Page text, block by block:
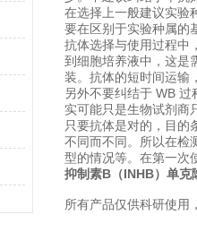
在选择上一般建议实验
要在区别于实验种属的
抗体选择与使用过程中
到细胞培养液中，这是
装。抗体的短时间运输
另外不要纠结于 WB
实可能只是生物试剂商
只要抗体是对的，目的
不同而不同。所以在检
型的情况等。在第一次
抑制素B（INHB）单克
所有产品仅供科研使用